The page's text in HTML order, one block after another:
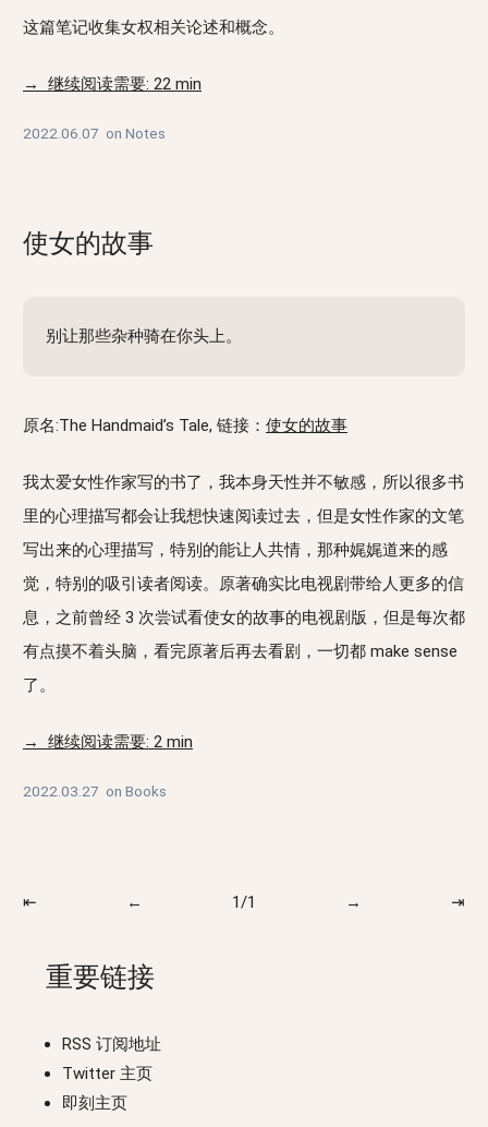
这篇笔记收集女权相关论述和概念。
→ 继续阅读需要: 22 min
2022.06.07 on Notes
使女的故事
别让那些杂种骑在你头上。
原名:The Handmaid’s Tale, 链接： 使女的故事
我太爱女性作家写的书了，我本身天性并不敏感，所以很多书
里的心理描写都会让我想快速阅读过去，但是女性作家的文笔
写出来的心理描写，特别的能让人共情，那种娓娓道来的感
觉，特别的吸引读者阅读。原著确实比电视剧带给人更多的信
息，之前曾经 3 次尝试看使女的故事的电视剧版，但是每次都
有点摸不着头脑，看完原著后再去看剧，一切都 make sense
了。
→ 继续阅读需要: 2 min
2022.03.27 on Books
⇤ ← 1/1 → ⇥
重要链接
RSS 订阅地址
Twitter 主页
即刻主页